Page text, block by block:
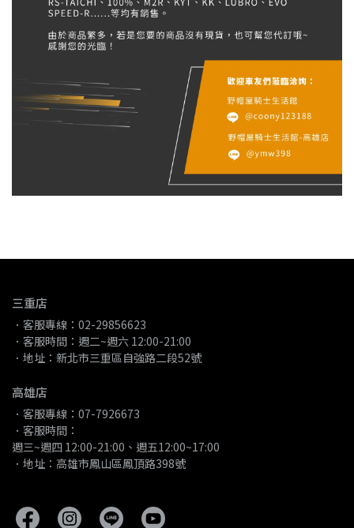
三重店
．客服專線：02-29856623
．客服時間：週二~週六 12:00-21:00
．地址：新北市三重區自強路二段52號
高雄店
．客服專線：07-7926673
．客服時間：
週三~週四 12:00-21:00、週五12:00~17:00
．地址：高雄市鳳山區鳳頂路398號